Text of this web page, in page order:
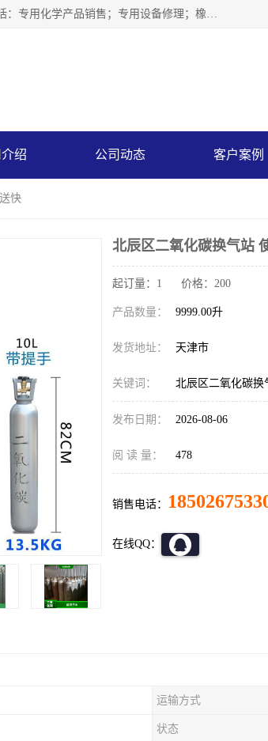
天津永腾气体销售有限公司成立于2020年，注册地位于天津市滨海新区。经营范围包括：专用化学产品销售；专用设备修理；橡胶制品销售；气体压缩机械销售；特种设备销售；仪器仪表销售；机械设备租赁；五金产品批发；食品添加剂销售等，主要供应：氧气、乙炔、氮气、氩气、氢气、氦气、液氨、液氮、一氧化碳、二氧化碳等，各种工业气体，高纯气体，食品级气体。
绍 公司动态 客户案例
快
北辰区二氧化碳换气站
起订量：1 价格：200
产品数量： 9999.00升
发货地址： 天津市
关键词： 北辰区二氧化碳换
发布日期： 2026-08-06
阅 读 量： 478
销售电话：
在线QQ：
运输方式
状态